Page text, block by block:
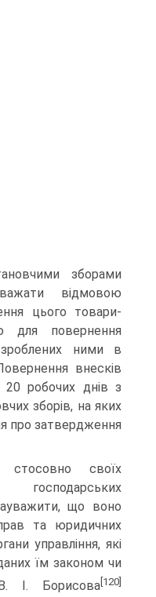
зборами
відмовою
цього товари­
для повернення
ними в
внес­ків
20 робочих днів з
зборів, на яких
про затвердження
своїх
що воно
та юридичних
управління, які
їм за­коном чи
І. Борисова [120]